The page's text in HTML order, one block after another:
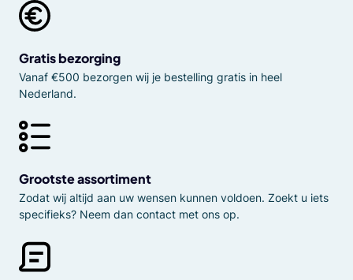
Gratis bezorging
Vanaf €500 bezorgen wij je bestelling gratis in heel
Nederland.
Grootste assortiment
Zodat wij altijd aan uw wensen kunnen voldoen. Zoekt u iets
specifieks? Neem dan contact met ons op.